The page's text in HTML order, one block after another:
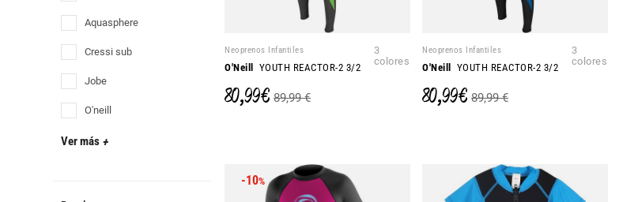
Neoprenos Infantiles
O'Neill YOUTH REACTOR-2 3/2
3
colores
80,99 € 89,99 €
Neoprenos Infantiles
O'Neill YOUTH REACTOR-2 3/2
3
colores
80,99 € 89,99 €
-10%
aquasphere
cressi sub
jobe
o'neill
Ver más +